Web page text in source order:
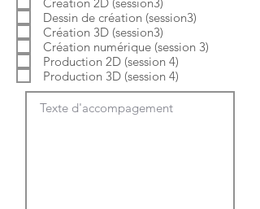
Dessin de création (session3)
Création 3D (session3)
Création numérique (session 3)
Production 2D (session 4)
Production 3D (session 4)
Texte d'accompagement